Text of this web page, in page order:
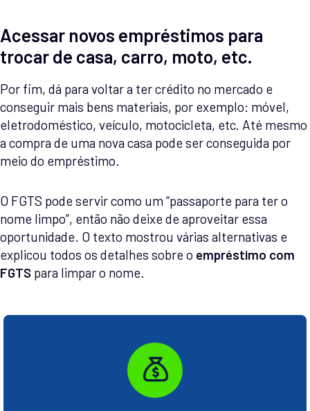
Acessar novos empréstimos para
trocar de casa, carro, moto, etc.
Por fim, dá para voltar a ter crédito no mercado e
conseguir mais bens materiais, por exemplo: móvel,
eletrodoméstico, veículo, motocicleta, etc. Até mesmo
a compra de uma nova casa pode ser conseguida por
meio do empréstimo.
O FGTS pode servir como um “passaporte para ter o
nome limpo”, então não deixe de aproveitar essa
oportunidade. O texto mostrou várias alternativas e
explicou todos os detalhes sobre o empréstimo com
FGTS para limpar o nome.